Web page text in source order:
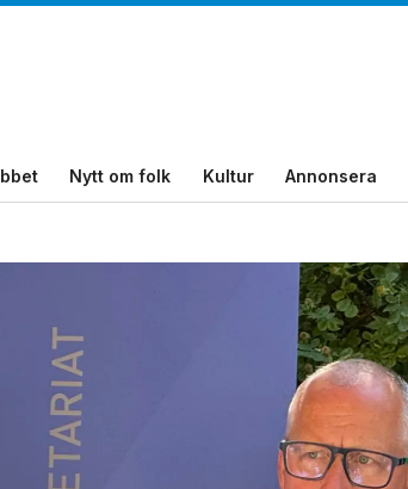
Nytt om folk Kultur Annonsera